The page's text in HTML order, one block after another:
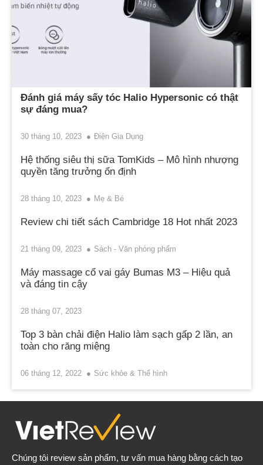
Đánh giá máy sấy tóc Halio Hypersonic có thật
sự đáng mua?
30 tháng 10, 2023 Điện Gia Dụng
Hệ thống siêu thị sữa TomKids – Mô hình nhượng
quyền tăng trưởng ổn định
28 tháng 10, 2023 Mẹ & Bé
Review chi tiết sách Cambridge 18 Hot nhất 2023
21 tháng 09, 2023 Sách - Văn phòng phẩm
Máy massage cổ vai gáy Bumas M3 – Hiệu quả
và đáng tin cậy
28 tháng 07, 2023
Top 3 bàn chải điện Halio làm sạch gấp 2 lần, an
toàn cho răng miệng
06 tháng 12, 2022 Sức khỏe & Thể hình
Chúng tôi review sản phẩm, tư vấn mua hàng bằng cách tạo